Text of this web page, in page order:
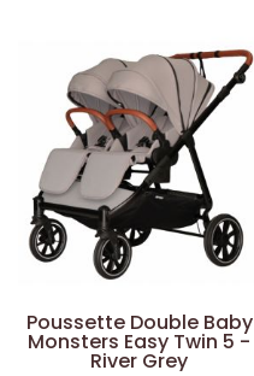
Poussette Double Baby
Monsters Easy Twin 5 -
River Grey